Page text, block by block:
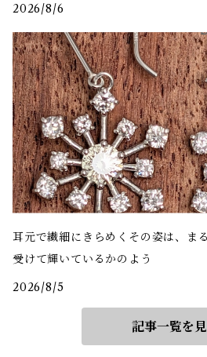
2026/8/6
耳元で繊細にきらめくその姿は、ま
受けて輝いているかのよう
2026/8/5
記事一覧を